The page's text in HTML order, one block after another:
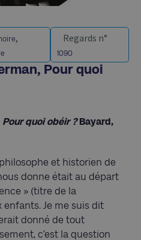
, Regards n°
1090
Pour quoi
Pour quoi obéir ?Bayard,
et historien de
donne était au départ
» (titre de la
Je me suis dit
donné de tout
c’est la question